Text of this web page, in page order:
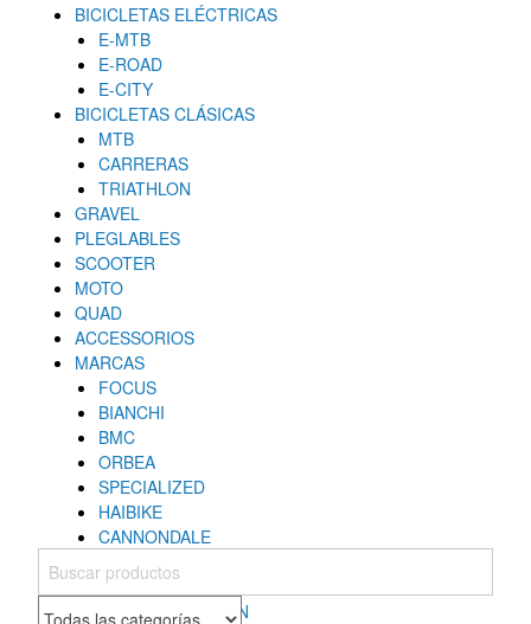
BICICLETAS ELÉCTRICAS
E-MTB
E-ROAD
E-CITY
BICICLETAS CLÁSICAS
MTB
CARRERAS
TRIATHLON
GRAVEL
PLEGLABLES
SCOOTER
MOTO
QUAD
ACCESSORIOS
MARCAS
FOCUS
BIANCHI
BMC
ORBEA
SPECIALIZED
HAIBIKE
CANNONDALE
COLNAGO
MONDRAKER
ROCKY MOUNTAIN